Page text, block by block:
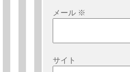
メール ※
サイト